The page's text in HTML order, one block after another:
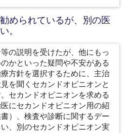
められているが、別の医
。
の説明を受けたが、他にもっ
かといった疑問や不安がある
方針を選択するために、主治
を聞くセカンドオピニオンと
セカンドオピニオンを求める
にセカンドオピニオン用の紹
）、検査や診断に関するデー
、別のセカンドオピニオン実